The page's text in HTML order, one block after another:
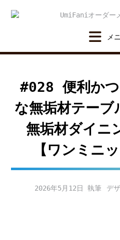
#028 便利か
な無垢材テー
無垢材ダイニ
【ワンミニ
2026年5月12日 デ